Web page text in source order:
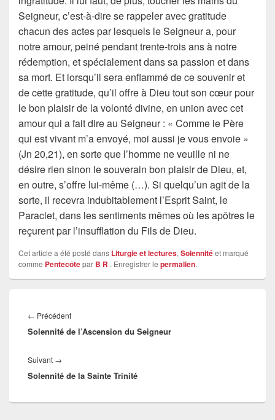
Seigneur, c’est-à-dire se rappeler avec gratitude
chacun des actes par lesquels le Seigneur a, pour
notre amour, peiné pendant trente-trois ans à notre
rédemption, et spécialement dans sa passion et dans
sa mort. Et lorsqu’il sera enflammé de ce souvenir et
de cette gratitude, qu’il offre à Dieu tout son cœur pour
le bon plaisir de la volonté divine, en union avec cet
amour qui a fait dire au Seigneur : « Comme le Père
qui est vivant m’a envoyé, moi aussi je vous envoie »
(Jn 20,21), en sorte que l’homme ne veuille ni ne
désire rien sinon le souverain bon plaisir de Dieu, et,
en outre, s’offre lui-même (…). Si quelqu’un agit de la
sorte, il recevra indubitablement l’Esprit Saint, le
Paraclet, dans les sentiments mêmes où les apôtres le
reçurent par l’insufflation du Fils de Dieu.
Cet article a été posté dans Liturgie et lectures, Solennitéet marqué
comme Pentecôtepar B R . Enregistrer le permalien.
de
l’article
← PrécédentArticle
précédent :
Solennité de l’Ascension du Seigneur
Suivant →
suivant :
Solennité de la Sainte Trinité